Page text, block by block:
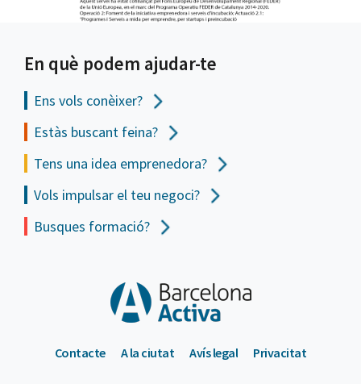
En què podem ajudar-te
Ens vols conèixer?
Estàs buscant feina?
Tens una idea emprenedora?
Vols impulsar el teu negoci?
Busques formació?
Contacte A la ciutat Avís legal Privacitat